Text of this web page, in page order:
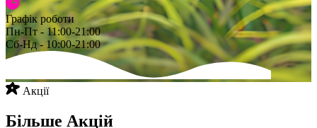
Графік роботи
Пн-Пт - 11:00-21:00
Сб-Нд - 10:00-21:00
Акції
Більше Акцій